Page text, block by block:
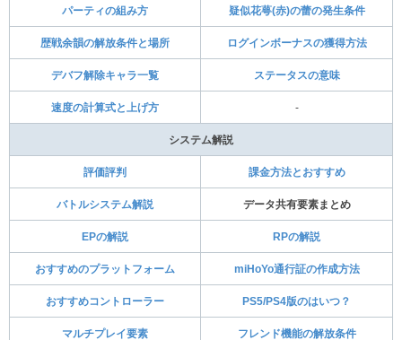
パーティの組み方 疑似花萼(赤)の蕾の発生条件
歴戦余韻の解放条件と場所 ログインボーナスの獲得方法
デバフ解除キャラ一覧 ステータスの意味
速度の計算式と上げ方 -
システム解説
評価評判 課金方法とおすすめ
バトルシステム解説 データ共有要素まとめ
EPの解説 RPの解説
おすすめのプラットフォーム miHoYo通行証の作成方法
おすすめコントローラー PS5/PS4版のはいつ？
マルチプレイ要素 フレンド機能の解放条件